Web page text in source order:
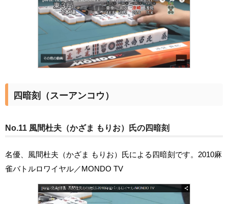
四暗刻（スーアンコウ）
No.11 風間杜夫（かざま もりお）氏の四暗刻
名優、風間杜夫（かざま もりお）氏による四暗刻です。2010麻
雀バトルロワイヤル／MONDO TV